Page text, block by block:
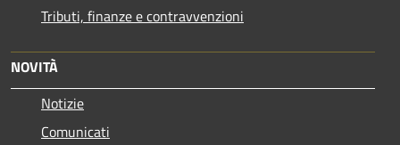
Tributi, finanze e contravvenzioni
NOVITÀ
Notizie
Comunicati